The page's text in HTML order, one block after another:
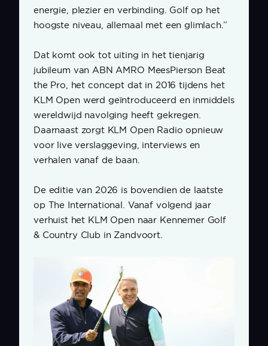
energie, plezier en verbinding. Golf op het
hoogste niveau, allemaal met een glimlach.”
Dat komt ook tot uiting in het tienjarig
jubileum van ABN AMRO MeesPierson Beat
the Pro, het concept dat in 2016 tijdens het
KLM Open werd geïntroduceerd en inmiddels
wereldwijd navolging heeft gekregen.
Daarnaast zorgt KLM Open Radio opnieuw
voor live verslaggeving, interviews en
verhalen vanaf de baan.
De editie van 2026 is bovendien de laatste
op The International. Vanaf volgend jaar
verhuist het KLM Open naar Kennemer Golf
& Country Club in Zandvoort.